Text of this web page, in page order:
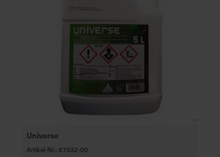
Universe
Artikel-Nr.: 67032-00